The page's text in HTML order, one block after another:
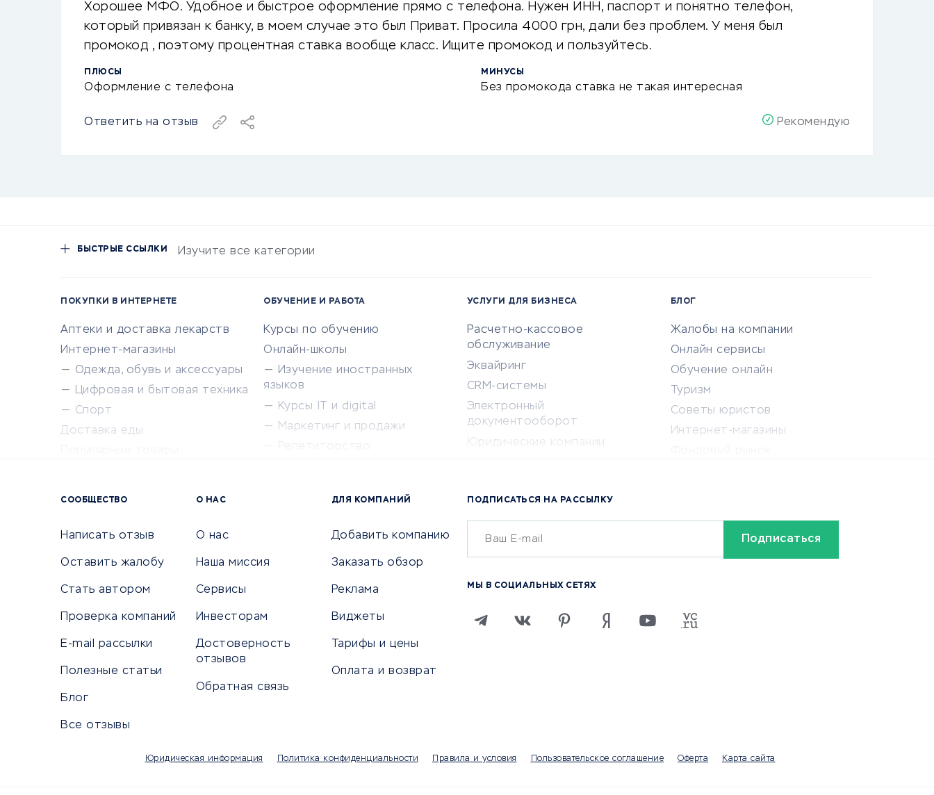
Хорошее МФО. Удобное и быстрое оформление прямо с телефона. Нужен ИНН, паспорт и понятно телефон,
который привязан к банку, в моем случае это был Приват. Просила 4000 грн, дали без проблем. У меня был
промокод , поэтому процентная ставка вообще класс. Ищите промокод и пользуйтесь.
ПЛЮСЫ
Оформление с телефона
МИНУСЫ
Без промокода ставка не такая интересная
Ответить на отзыв Рекомендую
БЫСТРЫЕ ССЫЛКИ Изучите все категории
ПОКУПКИ В ИНТЕРНЕТЕ
Аптеки и доставка лекарств
Интернет-магазины
Одежда, обувь и аксессуары
Цифровая и бытовая техника
Спорт
Доставка еды
ОБУЧЕНИЕ И РАБОТА
Курсы по обучению
Онлайн-школы
Изучение иностранных
языков
Курсы IT и digital
Маркетинг и продажи
Сетевой маркетинг
УСЛУГИ ДЛЯ БИЗНЕСА
Расчетно-кассовое
обслуживание
Эквайринг
CRM-системы
Электронный
документооборот
Юридические компании
Бухгалтерия онлайн
Онлайн-кассы
SERM
Кредитные карты
Дебетовые карты
Микрофинансовые организации
Улучшение кредитной истории
Покупка билетов
Бронирование отелей
Санатории
Регистраторы доменов
БЛОГ
Жалобы на компании
Онлайн сервисы
Обучение онлайн
Туризм
Советы юристов
Интернет-магазины
Бонусы и акции
СООБЩЕСТВО
Написать отзыв
Оставить жалобу
Стать автором
Проверка компаний
E-mail рассылки
Полезные статьи
Блог
Все отзывы
О НАС
О нас
Наша миссия
Сервисы
Инвесторам
Достоверность
отзывов
Обратная связь
ДЛЯ КОМПАНИЙ
Добавить компанию
Заказать обзор
Реклама
Виджеты
Тарифы и цены
Оплата и возврат
ПОДПИСАТЬСЯ НА РАССЫЛКУ
МЫ В СОЦИАЛЬНЫХ СЕТЯХ
Юридическая информация Политика конфиденциальности Правила и условия Пользовательское соглашение Оферта Карта сайта